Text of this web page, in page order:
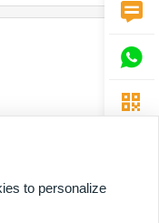



to personalize